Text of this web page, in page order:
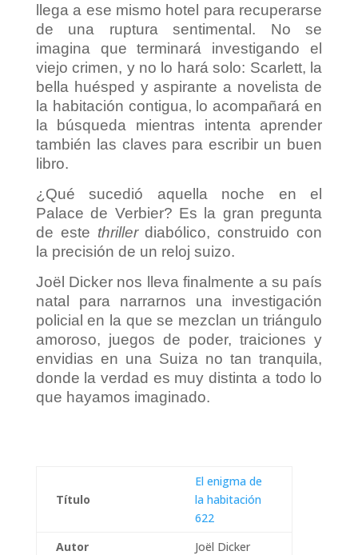
llega a ese mismo hotel para recuperarse
de una ruptura sentimental. No se
imagina que terminará investigando el
viejo crimen, y no lo hará solo: Scarlett, la
bella huésped y aspirante a novelista de
la habitación contigua, lo acompañará en
la búsqueda mientras intenta aprender
también las claves para escribir un buen
libro.
¿Qué sucedió aquella noche en el
Palace de Verbier? Es la gran pregunta
de este thrillerdiabólico, construido con
la precisión de un reloj suizo.
Joël Dicker nos lleva finalmente a su país
natal para narrarnos una investigación
policial en la que se mezclan un triángulo
amoroso, juegos de poder, traiciones y
envidias en una Suiza no tan tranquila,
donde la verdad es muy distinta a todo lo
que hayamos imaginado.
Título
El enigma de
la habitación
622
Autor
Joël Dicker